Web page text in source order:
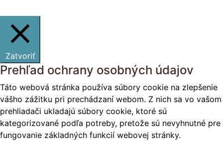
Zatvoriť
Prehľad ochrany osobných údajov
Táto webová stránka používa súbory cookie na zlepšenie
vášho zážitku pri prechádzaní webom. Z nich sa vo vašom
prehliadači ukladajú súbory cookie, ktoré sú
kategorizované podľa potreby, pretože sú nevyhnutné pre
fungovanie základných funkcií webovej stránky.